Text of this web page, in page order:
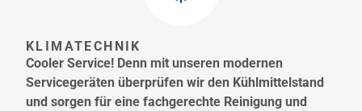
KLIMATECHNIK
Cooler Service! Denn mit unseren modernen
Servicegeräten überprüfen wir den Kühlmittelstand
und sorgen für eine fachgerechte Reinigung und